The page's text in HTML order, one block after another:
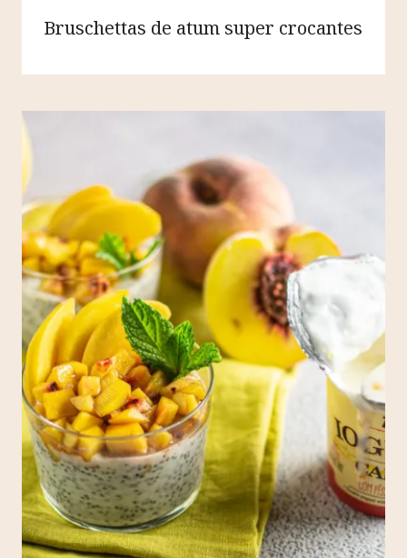
Bruschettas de atum super crocantes